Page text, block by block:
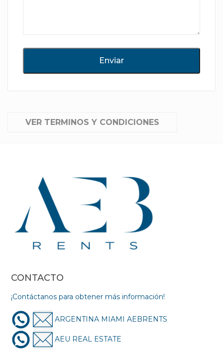
VER TERMINOS Y CONDICIONES
CONTACTO
¡Contáctanos para obtener más información!
ARGENTINA MIAMI AEBRENTS
AEU REAL ESTATE